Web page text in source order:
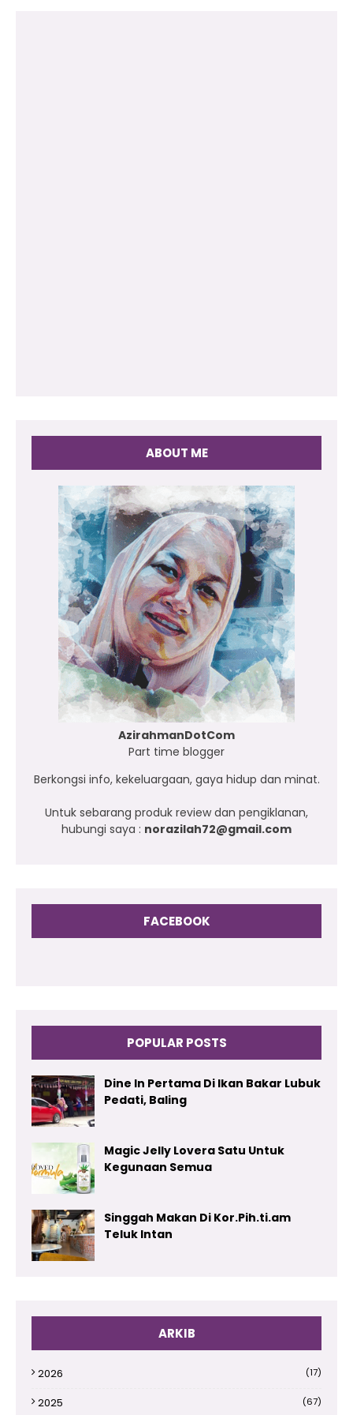
ABOUT ME
AzirahmanDotCom
Part time blogger
Berkongsi info, kekeluargaan, gaya hidup dan minat.
Untuk sebarang produk review dan pengiklanan,
hubungi saya : norazilah72@gmail.com
FACEBOOK
POPULAR POSTS
Dine In Pertama Di Ikan Bakar Lubuk
Pedati, Baling
Magic Jelly Lovera Satu Untuk
Kegunaan Semua
Singgah Makan Di Kor.Pih.ti.am
Teluk Intan
ARKIB
2026 (17)
2025 (67)